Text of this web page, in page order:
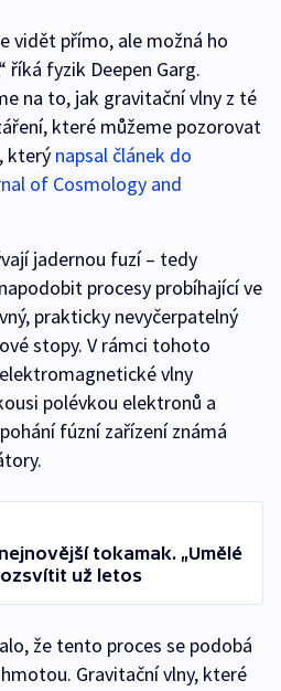
vidět přímo, ale možná ho
říká fyzik Deepen Garg.
na to, jak gravitační vlny z té
které můžeme pozorovat
který napsal článek do
of Cosmology and
jadernou fuzí – tedy
procesy probíhající ve
prakticky nevyčerpatelný
stopy. V rámci tohoto
vlny
polévkou elektronů a
fúzní zařízení známá
tokamak. „Umělé
už letos
že tento proces se podobá
Gravitační vlny, které